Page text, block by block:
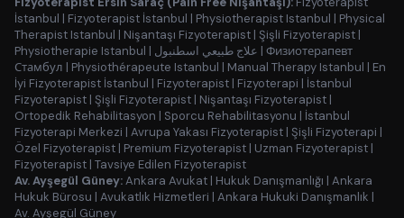
İstanbul | Fizyoterapist İstanbul | Physiotherapist Istanbul | Physical
Therapist Istanbul | Nişantaşı Fizyoterapist | Şişli Fizyoterapist |
Physiotherapie Istanbul | علاج طبيعي اسطنبول | Физиотерапевт
Стамбул | Physiothérapeute Istanbul | Manual Therapy Istanbul | En
İyi Fizyoterapist İstanbul | Fizyoterapist | Fizyoterapi | İstanbul
Fizyoterapist | Şişli Fizyoterapist | Nişantaşı Fizyoterapist |
Ortopedik Rehabilitasyon | Sporcu Rehabilitasyonu | İstanbul
Fizyoterapi Merkezi | Avrupa Yakası Fizyoterapist | Şişli Fizyoterapi |
Özel Fizyoterapist | Premium Fizyoterapist | Uzman Fizyoterapist |
Fizyoterapist | Tavsiye Edilen Fizyoterapist
Av. Ayşegül Güney:Ankara Avukat | Hukuk Danışmanlığı | Ankara
Hukuk Bürosu | Avukatlık Hizmetleri | Ankara Hukuki Danışmanlık |
Av. Ayşegül Güney